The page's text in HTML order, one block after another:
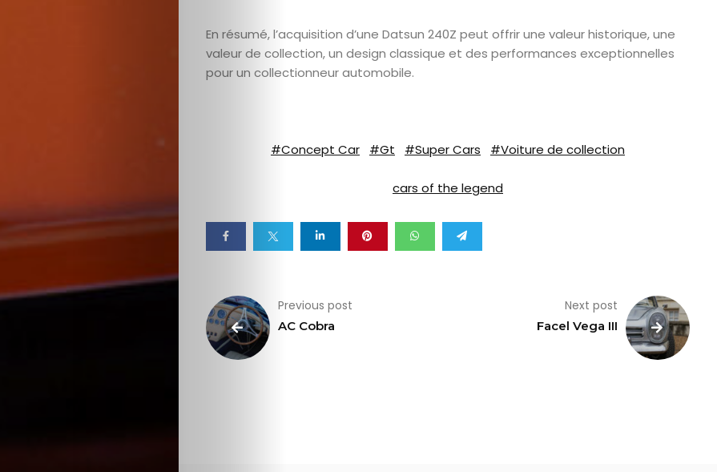
En résumé, l’acquisition d’une Datsun 240Z peut offrir une valeur historique, une
valeur de collection, un design classique et des performances exceptionnelles
pour un collectionneur automobile.
#Concept Car #Gt #Super Cars #Voiture de collection
cars of the legend
Previous post
AC Cobra
Next post
Facel Vega III